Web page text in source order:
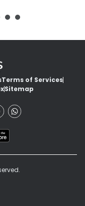
Terms of Services
Sitemap